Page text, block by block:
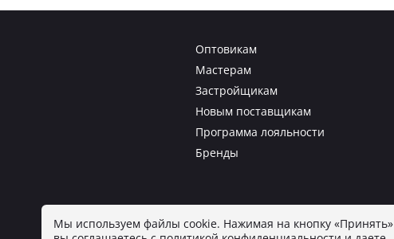
Мы используем файлы cookie. Нажимая на кнопку «Принять»
Оптовикам
Мастерам
Застройщикам
Новым поставщикам
Программа лояльности
Бренды